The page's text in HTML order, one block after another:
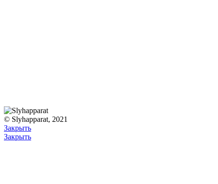
© Slyhapparat, 2021
Закрыть
Закрыть